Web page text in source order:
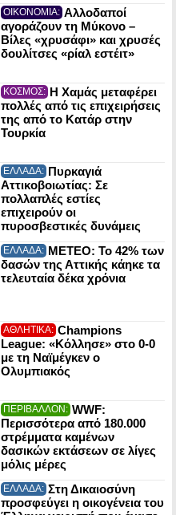
ΟΙΚΟΝΟΜΙΑ: Αλλοδαποί
αγοράζουν τη Μύκονο –
Βίλες «χρυσάφι» και χρυσές
δουλίτσες «ρίαλ εστέιτ»
ΚΟΣΜΟΣ: Η Χαμάς μεταφέρει
πολλές από τις επιχειρήσεις
της από το Κατάρ στην
Τουρκία
ΕΛΛΑΔΑ: Πυρκαγιά
Αττικοβοιωτίας: Σε
πολλαπλές εστίες
επιχειρούν οι
πυροσβεστικές δυνάμεις
ΕΛΛΑΔΑ: ΜΕΤΕΟ: Το 42% των
δασών της Αττικής κάηκε τα
τελευταία δέκα χρόνια
ΑΘΛΗΤΙΚΑ: Champions
League: «Κόλλησε» στο 0-0
με τη Ναϊμέγκεν ο
Ολυμπιακός
ΠΕΡΙΒΑΛΛΟΝ: WWF:
Περισσότερα από 180.000
στρέμματα καμένων
δασικών εκτάσεων σε λίγες
μόλις μέρες
ΕΛΛΑΔΑ: Στη Δικαιοσύνη
προσφεύγει η οικογένεια του